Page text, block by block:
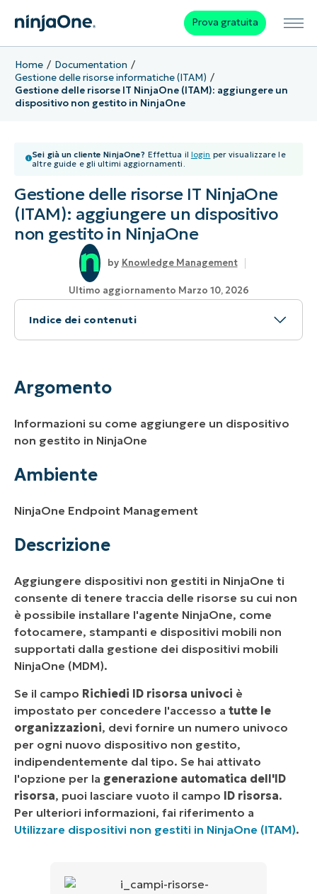
Prova gratuita
Home
Documentation
Gestione delle risorse informatiche (ITAM)
Gestione delle risorse IT NinjaOne (ITAM): aggiungere un
dispositivo non gestito in NinjaOne
Sei già un cliente NinjaOne? Effettua il login per visualizzare le
altre guide e gli ultimi aggiornamenti.
Gestione delle risorse IT NinjaOne
(ITAM): aggiungere un dispositivo
non gestito in NinjaOne
Knowledge Management
Ultimo aggiornamento Marzo 10, 2026
Indice dei contenuti
Argomento
Risorse aggiuntive:
Argomento
Informazioni su come aggiungere un dispositivo
non gestito in NinjaOne
Ambiente
NinjaOne Endpoint Management
Descrizione
Aggiungere dispositivi non gestiti in NinjaOne ti
consente di tenere traccia delle risorse su cui non
è possibile installare l'agente NinjaOne, come
fotocamere, stampanti e dispositivi mobili non
supportati dalla gestione dei dispositivi mobili
NinjaOne (MDM).
Se il campo Richiedi ID risorsa univoci è
impostato per concedere l'accesso a tutte le
organizzazioni, devi fornire un numero univoco
per ogni nuovo dispositivo non gestito,
indipendentemente dal tipo. Se hai attivato
l'opzione per la generazione automatica dell'ID
risorsa, puoi lasciare vuoto il campo ID risorsa.
Per ulteriori informazioni, fai riferimento a
Utilizzare dispositivi non gestiti in NinjaOne (ITAM).